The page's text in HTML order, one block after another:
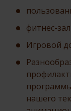
фитнес-зал
Игровой
нашего